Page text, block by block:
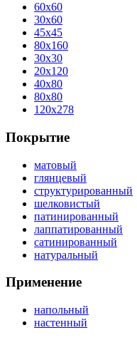
60x60
30x60
45x45
80x160
30x30
20x120
40x80
80x80
120x278
Покрытие
матовый
глянцевый
структурированный
шелковистый
патинированный
лаппатированный
сатинированный
натуральный
Применение
напольный
настенный